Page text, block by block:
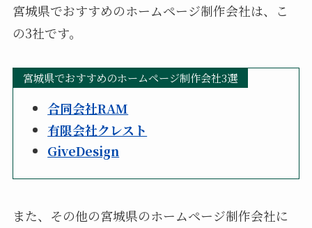
宮城県でおすすめのホームページ制作会社は、こ
の3社です。
宮城県でおすすめのホームページ制作会社3選
合同会社RAM
有限会社クレスト
GiveDesign
また、その他の宮城県のホームページ制作会社に